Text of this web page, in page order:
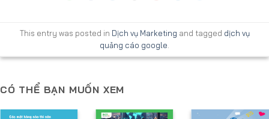
This entry was posted in Dịch vụ Marketing and tagged dịch vụ
quảng cáo google
CÓ THỂ BẠN MUỐN XEM